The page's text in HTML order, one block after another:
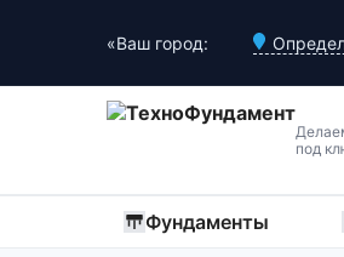
«Ваш город:
под
Фундаменты